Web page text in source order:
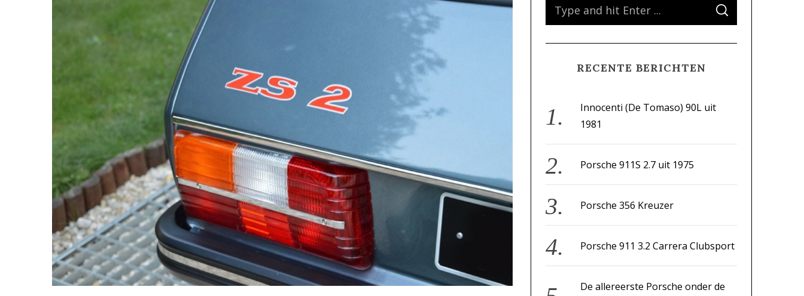
o
S
A
C
RECENTE BERICHTEN
Innocenti (De Tomaso) 90L uit
1981
Porsche 911S 2.7 uit 1975
Porsche 356 Kreuzer
Porsche 911 3.2 Carrera Clubsport
De allereerste Porsche onder de